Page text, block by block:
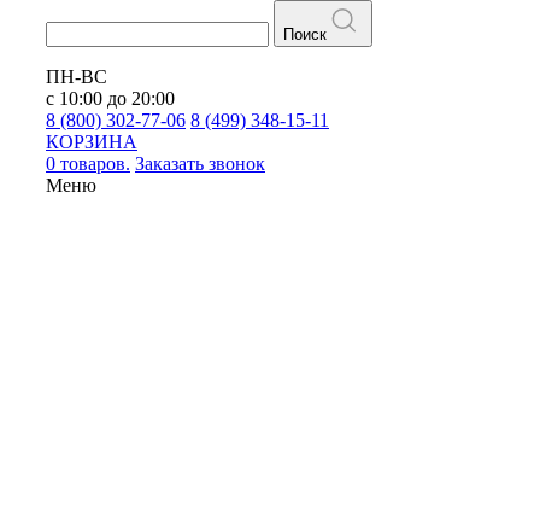
Поиск
ПН-ВС
с 10:00 до 20:00
8 (800) 302-77-06 8 (499) 348-15-11
КОРЗИНА
0 товаров. Заказать звонок
Меню